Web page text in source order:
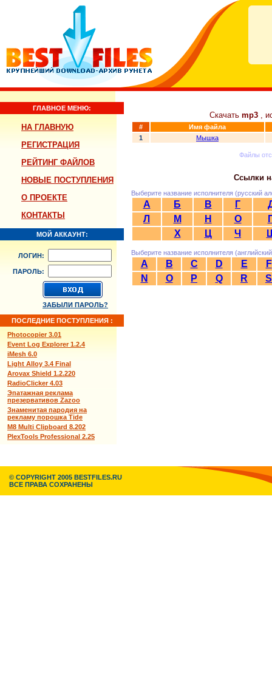
ГЛАВНОЕ МЕНЮ:
НА ГЛАВНУЮ
РЕГИСТРАЦИЯ
РЕЙТИНГ ФАЙЛОВ
НОВЫЕ ПОСТУПЛЕНИЯ
О ПРОЕКТЕ
КОНТАКТЫ
МОЙ АККАУНТ:
ЛОГИН:
ПАРОЛЬ:
ЗАБЫЛИ ПАРОЛЬ?
ПОСЛЕДНИЕ ПОСТУПЛЕНИЯ :
Photocopier 3.01
Event Log Explorer 1.2.4
iMesh 6.0
Light Alloy 3.4 Final
Arovax Shield 1.2.220
RadioClicker 4.03
Эпатажная реклама
презервативов Zazoo
Знаменитая пародия на
рекламу порошка Tide
M8 Multi Clipboard 8.202
PlexTools Professional 2.25
Скачать mp3,
#
Имя файла
1
Мышка
Файлы
Ссылки
Выберите название исполнителя (русский
А Б В Г
Л
М Н О
Х
Ц Ч
Выберите название исполнителя
A B C D E
F
N
O P Q R S
© COPYRIGHT 2005 BESTFILES.RU
ВСЕ ПРАВА СОХРАНЕНЫ